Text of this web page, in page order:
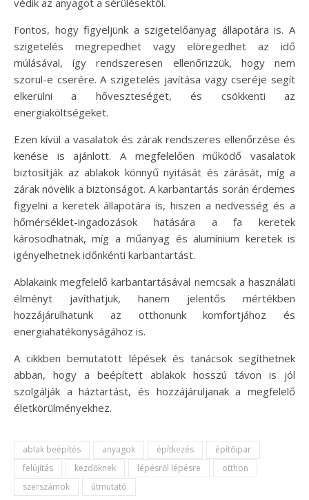
Fontos, hogy figyeljünk a szigetelőanyag állapotára is. A
szigetelés megrepedhet vagy elöregedhet az idő
múlásával, így rendszeresen ellenőrizzük, hogy nem
szorul-e cserére. A szigetelés javítása vagy cseréje segít
elkerülni a hőveszteséget, és csökkenti az
energiaköltségeket.
Ezen kívül a vasalatok és zárak rendszeres ellenőrzése és
kenése is ajánlott. A megfelelően működő vasalatok
biztosítják az ablakok könnyű nyitását és zárását, míg a
zárak növelik a biztonságot. A karbantartás során érdemes
figyelni a keretek állapotára is, hiszen a nedvesség és a
hőmérséklet-ingadozások hatására a fa keretek
károsodhatnak, míg a műanyag és alumínium keretek is
igényelhetnek időnkénti karbantartást.
Ablakaink megfelelő karbantartásával nemcsak a használati
élményt javíthatjuk, hanem jelentős mértékben
hozzájárulhatunk az otthonunk komfortjához és
energiahatékonyságához is.
A cikkben bemutatott lépések és tanácsok segíthetnek
abban, hogy a beépített ablakok hosszú távon is jól
szolgálják a háztartást, és hozzájáruljanak a megfelelő
életkörülményekhez.
ablak beépítés anyagok építkezés
építőipar
felújítás
kezdőknek lépésről lépésre
otthon
szerszámok
útmutató